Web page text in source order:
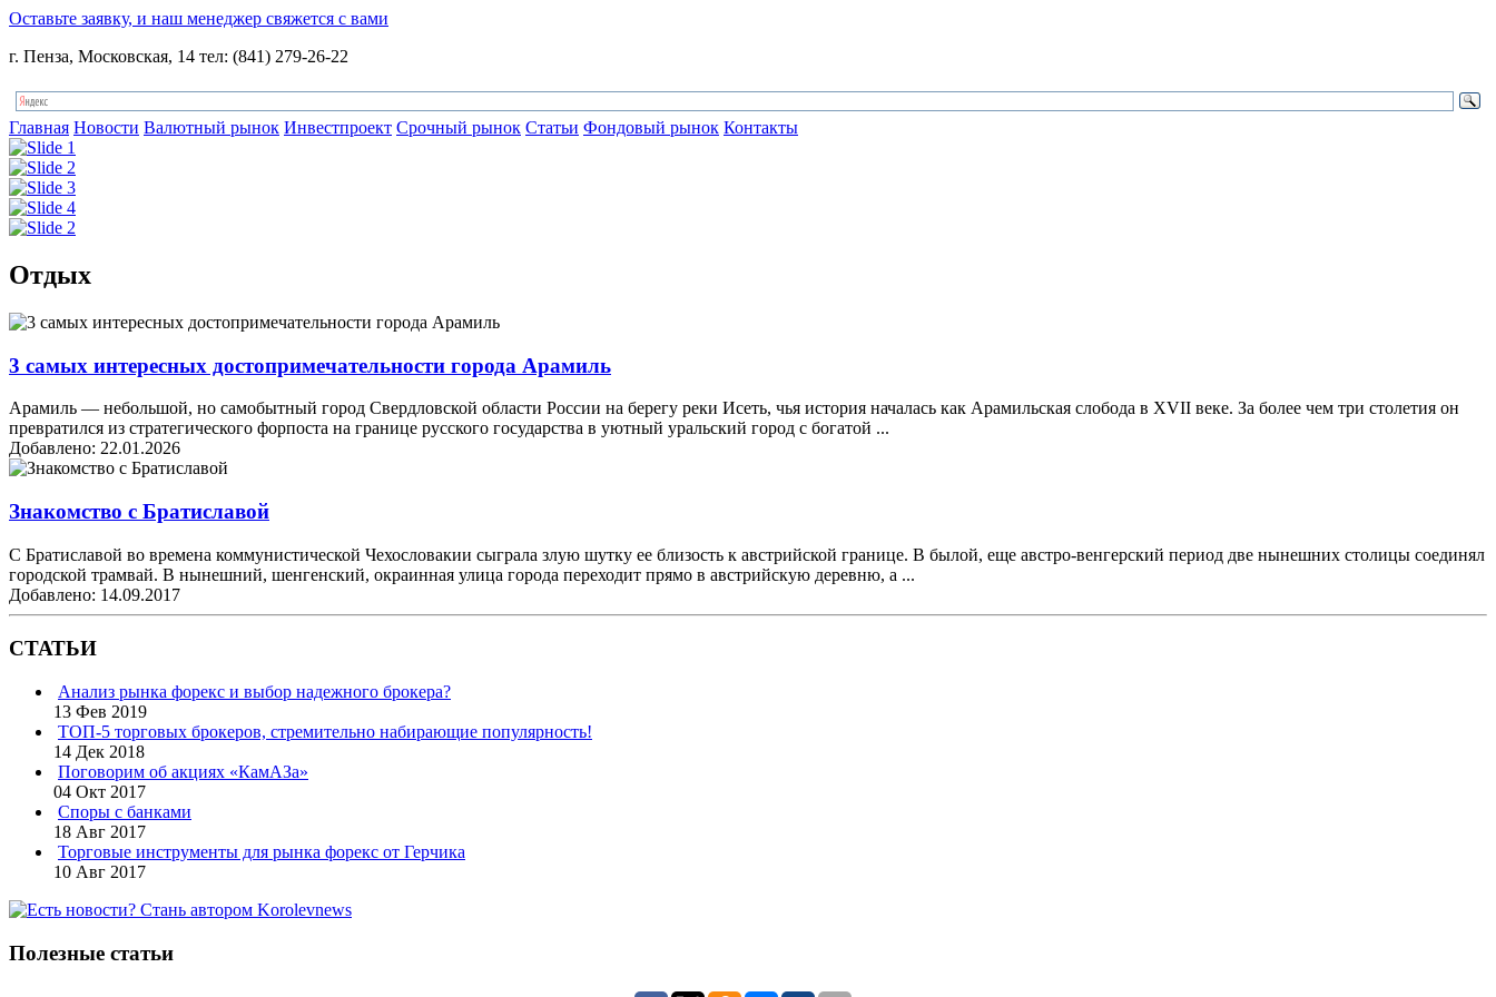
Оставьте заявку, и наш менеджер свяжется с вами
г. Пенза, Московская, 14 тел: (841) 279-26-22
Главная Новости Валютный рынок Инвестпроект Срочный рынок Статьи Фондовый рынок Контакты
Отдых
3 самых интересных достопримечательности города Арамиль
Арамиль — небольшой, но самобытный город Свердловской области России на берегу реки Исеть, чья история началась как Арамильская слобода в XVII веке. За более чем три столетия он
превратился из стратегического форпоста на границе русского государства в уютный уральский город с богатой ...
Добавлено: 22.01.2026
Знакомство с Братиславой
С Братиславой во времена коммунистической Чехословакии сыграла злую шутку ее близость к австрийской границе. В былой, еще австро-венгерский период две нынешних столицы соединял
городской трамвай. В нынешний, шенгенский, окраинная улица города переходит прямо в австрийскую деревню, а ...
Добавлено: 14.09.2017
СТАТЬИ
Анализ рынка форекс и выбор надежного брокера?
13 Фев 2019
ТОП-5 торговых брокеров, стремительно набирающие популярность!
14 Дек 2018
Поговорим об акциях «КамАЗа»
04 Окт 2017
Споры с банками
18 Авг 2017
Торговые инструменты для рынка форекс от Герчика
10 Авг 2017
Полезные статьи